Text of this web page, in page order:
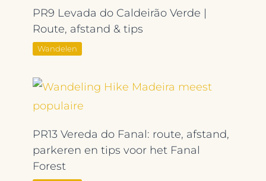
PR9 Levada do Caldeirão Verde |
Route, afstand & tips
Wandelen
PR13 Vereda do Fanal: route, afstand,
parkeren en tips voor het Fanal
Forest